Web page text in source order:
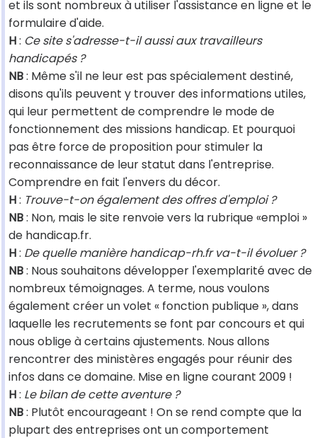
et ils sont nombreux à utiliser l'assistance en ligne et le
formulaire d'aide.
H: Ce site s'adresse-t-il aussi aux travailleurs
handicapés ?
NB: Même s'il ne leur est pas spécialement destiné,
disons qu'ils peuvent y trouver des informations utiles,
qui leur permettent de comprendre le mode de
fonctionnement des missions handicap. Et pourquoi
pas être force de proposition pour stimuler la
reconnaissance de leur statut dans l'entreprise.
Comprendre en fait l'envers du décor.
H: Trouve-t-on également des offres d'emploi ?
NB: Non, mais le site renvoie vers la rubrique «emploi »
de handicap.fr.
H: De quelle manière handicap-rh.fr va-t-il évoluer ?
NB: Nous souhaitons développer l'exemplarité avec de
nombreux témoignages. A terme, nous voulons
également créer un volet « fonction publique », dans
laquelle les recrutements se font par concours et qui
nous oblige à certains ajustements. Nous allons
rencontrer des ministères engagés pour réunir des
infos dans ce domaine. Mise en ligne courant 2009 !
H: Le bilan de cette aventure ?
NB: Plutôt encourageant ! On se rend compte que la
plupart des entreprises ont un comportement